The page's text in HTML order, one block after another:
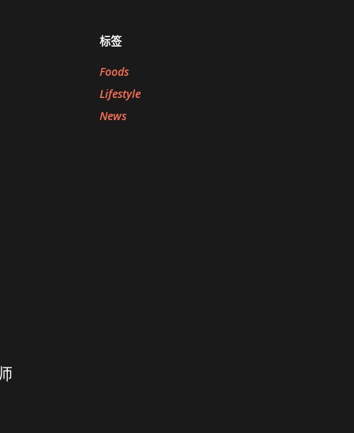
标签
Foods
Lifestyle
News